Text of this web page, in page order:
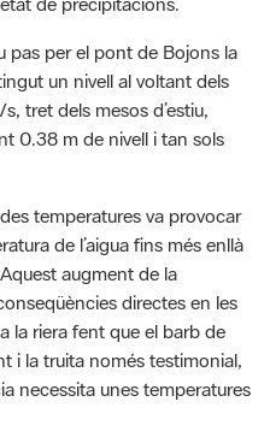
/s, tret dels mesos d’estiu,
0.38 m de nivell i tan sols
temperatures va provocar
de l’aigua fins més enllà
augment de la
directes en les
la riera fent que el barb de
i la truita només testimonial,
necessita unes temperatures